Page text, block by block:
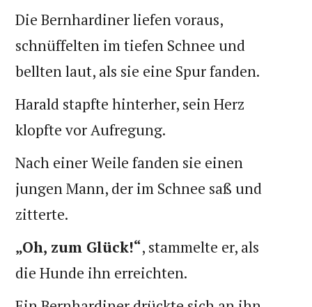
Die Bernhardiner liefen voraus,
schnüffelten im tiefen Schnee und
bellten laut, als sie eine Spur fanden.
Harald stapfte hinterher, sein Herz
klopfte vor Aufregung.
Nach einer Weile fanden sie einen
jungen Mann, der im Schnee saß und
zitterte.
„Oh, zum Glück!“, stammelte er, als
die Hunde ihn erreichten.